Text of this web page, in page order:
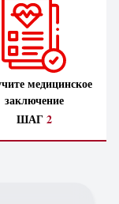
медицинское
заключение
ШАГ2